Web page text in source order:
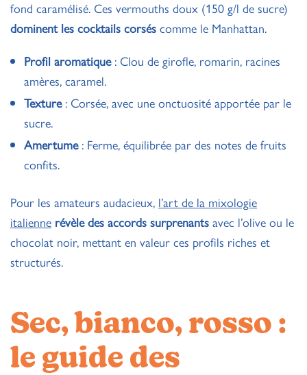
fond caramélisé. Ces vermouths doux (150 g/l de sucre)
dominent les cocktails corsés comme le Manhattan.
Profil aromatique: Clou de girofle, romarin, racines
amères, caramel.
Texture: Corsée, avec une onctuosité apportée par le
sucre.
Amertume: Ferme, équilibrée par des notes de fruits
confits.
Pour les amateurs audacieux, l’art de la mixologie
italienne révèle des accords surprenants avec l’olive ou le
chocolat noir, mettant en valeur ces profils riches et
structurés.
Sec, bianco, rosso :
le guide des